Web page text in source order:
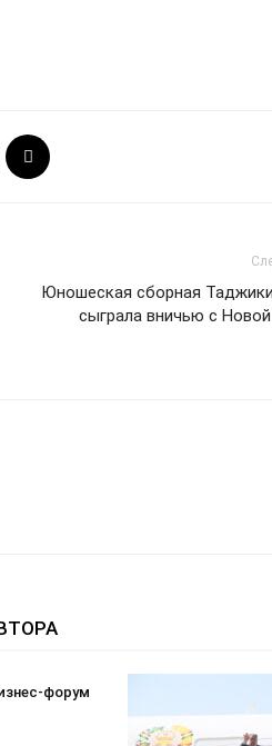
Юношеская сборная
сыграла вничью с
форум